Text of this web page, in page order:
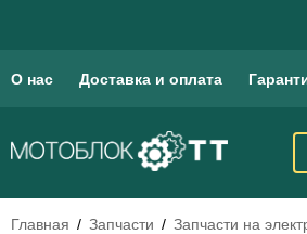
О нас Доставка и оплата
Главная Запчасти Запчасти на